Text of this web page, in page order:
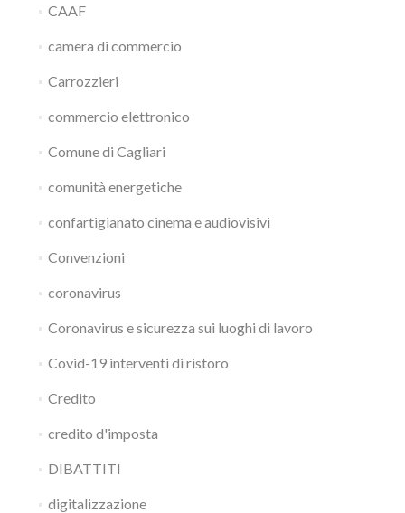
CAAF
camera di commercio
Carrozzieri
commercio elettronico
Comune di Cagliari
comunità energetiche
confartigianato cinema e audiovisivi
Convenzioni
coronavirus
Coronavirus e sicurezza sui luoghi di lavoro
Covid-19 interventi di ristoro
Credito
credito d'imposta
DIBATTITI
digitalizzazione